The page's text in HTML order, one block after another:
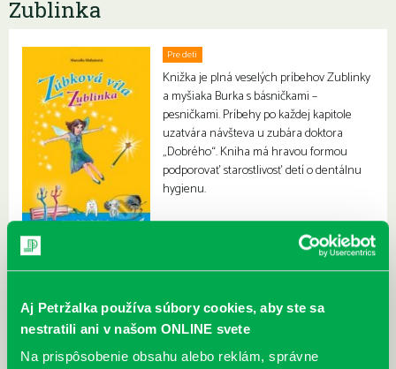
Aj Petržalka používa súbory cookies, aby ste sa
nestratili ani v našom ONLINE svete
Na prispôsobenie obsahu alebo reklám, správne
Zublinka
Pre deti
Knižka je plná veselých príbehov Zublinky
a myšiaka Burka s básničkami –
pesničkami. Príbehy po každej kapitole
uzatvára návšteva u zubára doktora
„Dobrého“. Kniha má hravou formou
podporovať starostlivosť detí o dentálnu
hygienu.